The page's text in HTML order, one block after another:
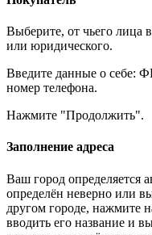
Выберите, от чьего лица
или юридического.
Введите данные о себе:
номер телефона.
Нажмите "Продолжить".
Заполнение адреса
Ваш город определяется
определён неверно или
другом городе, нажмите
вводить его название и